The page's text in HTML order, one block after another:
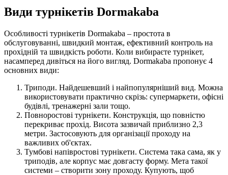
Види турнікетів Dormakaba
Особливості турнікетів Dormakaba – простота в
обслуговуванні, швидкий монтаж, ефективний контроль на
прохідній та швидкість роботи. Коли вибираєте турнікет,
насамперед дивіться на його вигляд. Dormakaba пропонує 4
основних види:
Триподи. Найдешевший і найпопулярніший вид. Можна
використовувати практично скрізь: супермаркети, офісні
будівлі, тренажерні зали тощо.
Повноростові турнікети. Конструкція, що повністю
перекриває прохід. Висота зазвичай приблизно 2,3
метри. Застосовують для організації проходу на
важливих об'єктах.
Тумбові напівростові турнікети. Система така сама, як у
триподів, але корпус має довгасту форму. Мета такої
системи – створити зону проходу. Купують, щоб